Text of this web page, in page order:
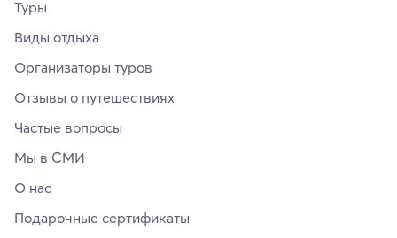
Туры
Виды отдыха
Организаторы туров
Отзывы о путешествиях
Частые вопросы
Мы в СМИ
О нас
Подарочные сертификаты